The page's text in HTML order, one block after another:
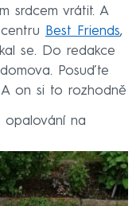
srdcem vrátit. A
Best Friends,
se. Do redakce
Posuďte
on si to rozhodně
opalování na